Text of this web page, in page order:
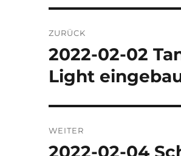
ZURÜCK
Vorheriger
Beitrag:
2022-02-02
Light
WEITER
Nächster